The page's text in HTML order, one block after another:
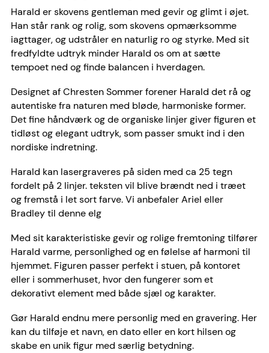
Harald er skovens gentleman med gevir og glimt i øjet.
Han står rank og rolig, som skovens opmærksomme
iagttager, og udstråler en naturlig ro og styrke. Med sit
fredfyldte udtryk minder Harald os om at sætte
tempoet ned og finde balancen i hverdagen.
Designet af Chresten Sommer forener Harald det rå og
autentiske fra naturen med bløde, harmoniske former.
Det fine håndværk og de organiske linjer giver figuren et
tidløst og elegant udtryk, som passer smukt ind i den
nordiske indretning.
Harald kan lasergraveres på siden med ca 25 tegn
fordelt på 2 linjer. teksten vil blive brændt ned i træet
og fremstå i let sort farve. Vi anbefaler Ariel eller
Bradley til denne elg
Med sit karakteristiske gevir og rolige fremtoning tilfører
Harald varme, personlighed og en følelse af harmoni til
hjemmet. Figuren passer perfekt i stuen, på kontoret
eller i sommerhuset, hvor den fungerer som et
dekorativt element med både sjæl og karakter.
Gør Harald endnu mere personlig med en gravering. Her
kan du tilføje et navn, en dato eller en kort hilsen og
skabe en unik figur med særlig betydning.